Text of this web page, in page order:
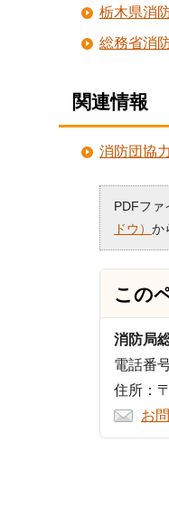
栃木県消
総務省消
関連情報
消防団協
PDFファ
ドウ） か
この
消防局
電話番
住所：
お